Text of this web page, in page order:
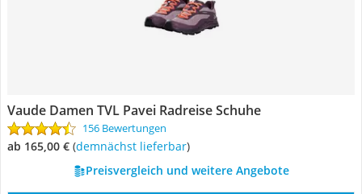
Vaude Damen TVL Pavei Radreise Schuhe
156 Bewertungen
ab 165,00 € ( Demnächst lieferbar)
Preisvergleich und weitere Angebote